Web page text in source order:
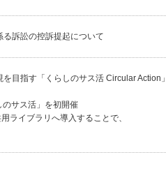
訴訟の控訴提起について
目指す「くらしのサス活 Circular Action」
のサス活」を初開催
ライブラリへ導入することで、